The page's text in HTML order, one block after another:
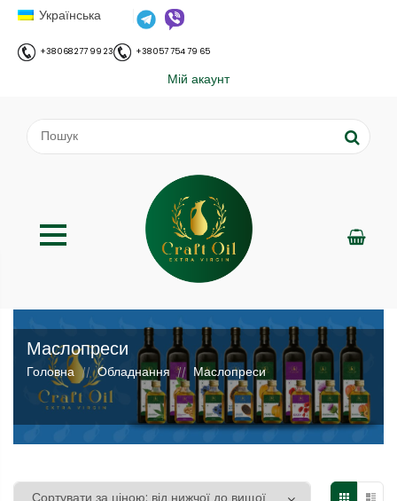
Українська
+38 068 277 99 23 +38 057 754 79 65
Мій акаунт
Маслопреси
Головна // Обладнання // Маслопреси